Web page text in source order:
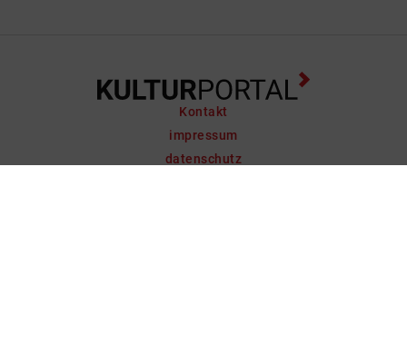
Kontakt
impressum
datenschutz